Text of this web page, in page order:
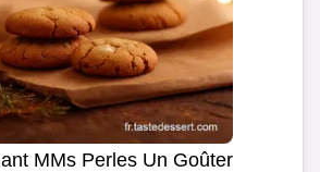
MMs Perles Un Goûter